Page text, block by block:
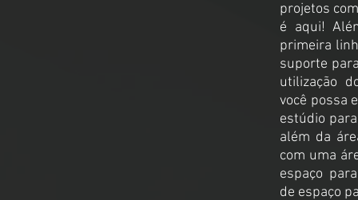
projetos
é aqui!
primeira
suporte
utilização
você possa
estúdio
além da
com uma
espaço
de espaço